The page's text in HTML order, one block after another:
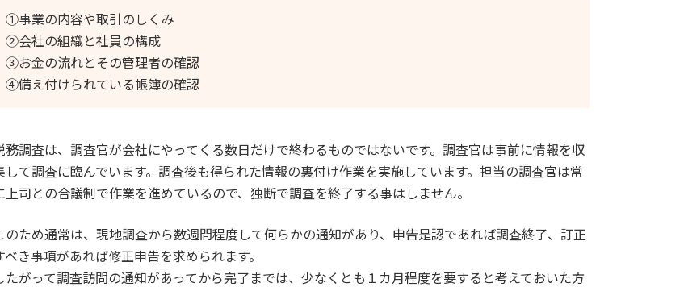
①事業の内容や取引のしくみ
②会社の組織と社員の構成
③お金の流れとその管理者の確認
④備え付けられている帳簿の確認
務調査は、調査官が会社にやってくる数日だけで終わるものではないです。調査官は事前に情報を収
して調査に臨んでいます。調査後も得られた情報の裏付け作業を実施しています。担当の調査官は常
上司との合議制で作業を進めているので、独断で調査を終了する事はしません。
のため通常は、現地調査から数週間程度して何らかの通知があり、申告是認であれば調査終了、訂正
べき事項があれば修正申告を求められます。
たがって調査訪問の通知があってから完了までは、少なくとも１カ月程度を要すると考えておいた方